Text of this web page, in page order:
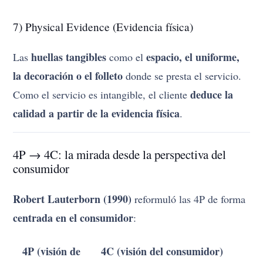
7) Physical Evidence (Evidencia física)
Lashuellas tangibles como elespacio, el uniforme,
la decoración o el folleto donde se presta el servicio.
Como el servicio es intangible, el clientededuce la
calidad a partir de la evidencia física.
4P → 4C: la mirada desde la perspectiva del
consumidor
Robert Lauterborn (1990) reformuló las 4P de forma
centrada en el consumidor:
4P (visión de
4C (visión del consumidor)